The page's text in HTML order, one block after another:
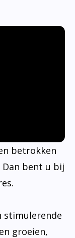
betrokken
Dan bent u bij
stimulerende
groeien,